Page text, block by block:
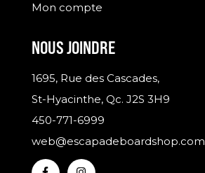
Mon compte
NOUS JOINDRE
1695, Rue des Cascades,
St-Hyacinthe, Qc. J2S 3H9
450-771-6999
web@escapadeboardshop.com